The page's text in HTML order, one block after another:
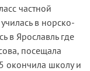
частной
в норско-
в Ярославль где
посещала
окончила школу и